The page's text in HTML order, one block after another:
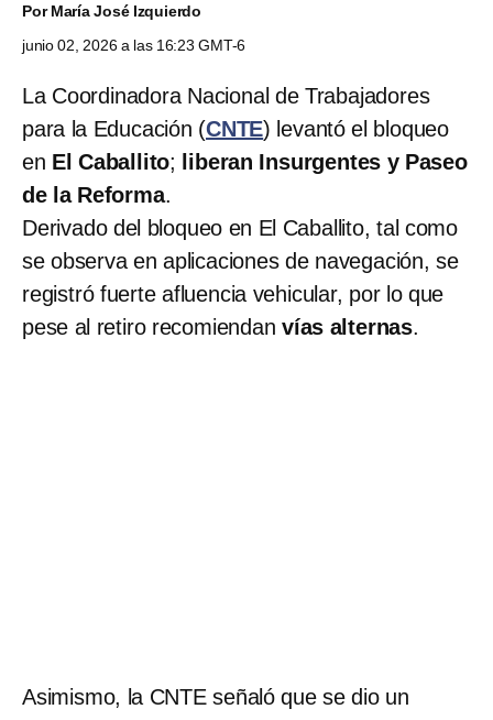
PorMaría José Izquierdo
junio 02, 2026 a las 16:23 GMT-6
La Coordinadora Nacional de Trabajadores
para la Educación (CNTE) levantó el bloqueo
en El Caballito;
liberan Insurgentes y Paseo
de la Reforma.
Derivado del bloqueo en El Caballito, tal como
se observa en aplicaciones de navegación, se
registró fuerte afluencia vehicular, por lo que
pese al retiro recomiendanvías alternas.
Asimismo, la CNTE señaló que se dio un